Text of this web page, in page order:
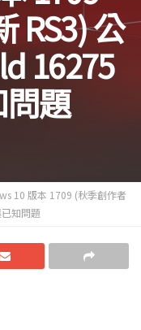
RS3) 公
16275
題
10 版本 1709 (秋季創作者
知問題